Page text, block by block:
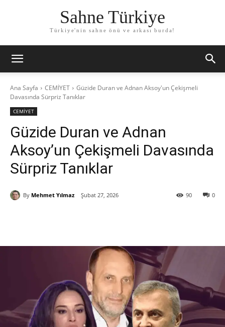
Sahne Türkiye
Türkiye'nin sahne önü ve arkası burda!
Ana Sayfa CEMİYET
Güzide Duran ve Adnan Aksoy'un Çekişmeli
Davasında Sürpriz Tanıklar
CEMİYET
Güzide Duran ve Adnan
Aksoy’un Çekişmeli Davasında
Sürpriz Tanıklar
By Mehmet Yılmaz Şubat 27, 2026 0
90